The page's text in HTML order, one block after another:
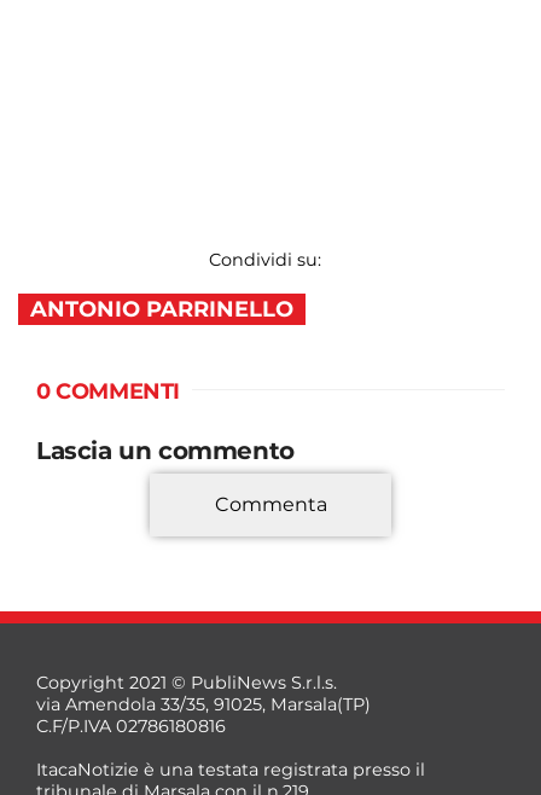
Condividi su:
ANTONIO PARRINELLO
0 COMMENTI
Lascia un commento
*
Commenta
Copyright 2021 © PubliNews S.r.l.s.
via Amendola 33/35, 91025, Marsala(TP)
C.F/P.IVA 02786180816
ItacaNotizie è una testata registrata presso il